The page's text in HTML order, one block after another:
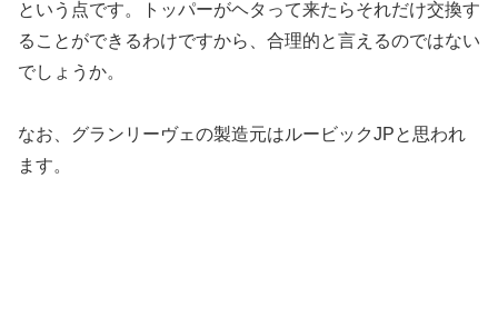
という点です。トッパーがヘタって来たらそれだけ交換す
ることができるわけですから、合理的と言えるのではない
でしょうか。
なお、グランリーヴェの製造元はルービックJPと思われ
ます。